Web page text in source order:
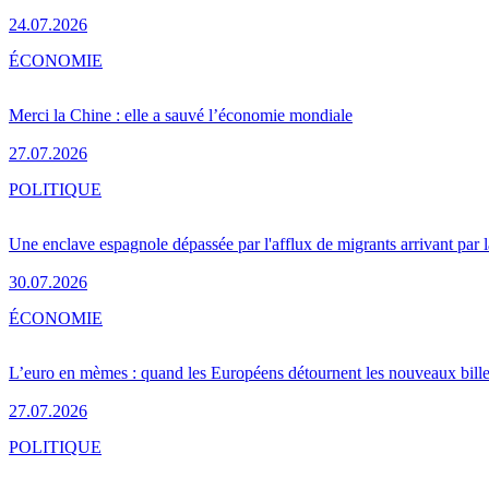
24.07.2026
Merci la Chine : elle a sauvé l’économie mondiale
27.07.2026
ÉCONOMIE
Une enclave espagnole dépassée par l'afflux de migrants arrivant par
30.07.2026
POLITIQUE
L’euro en mèmes : quand les Européens détournent les nouveaux
27.07.2026
ÉCONOMIE
POLITIQUE